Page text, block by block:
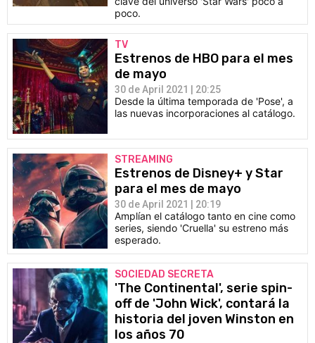
poco.
TV
Estrenos de HBO para el mes
de mayo
30 de April 2021 | 20:25
Desde la última temporada de 'Pose', a
las nuevas incorporaciones al catálogo.
STREAMING
Estrenos de Disney+ y Star
para el mes de mayo
30 de April 2021 | 20:19
Amplían el catálogo tanto en cine como
series, siendo 'Cruella' su estreno más
esperado.
SOCIEDAD SECRETA
'The Continental', serie spin-
off de 'John Wick', contará la
historia del joven Winston en
los años 70